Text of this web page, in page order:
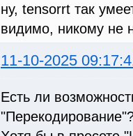
ну, tensorrt так
видимо, никому не
11-10-2025
Есть ли